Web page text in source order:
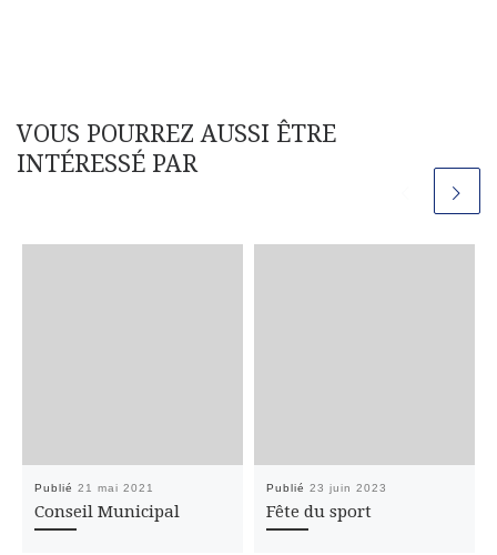
VOUS POURREZ AUSSI ÊTRE
INTÉRESSÉ PAR
Publié 21 mai 2021
Conseil Municipal
Publié 23 juin 2023
Fête du sport